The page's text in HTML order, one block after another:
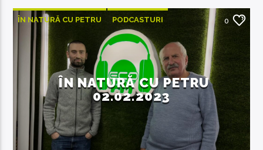
BLUES
VERONIKA
EcoFM Chisinau
ÎN NATURĂ CU PETRU PODCASTURI 0
ÎN NATURĂ CU PETRU
02.02.2023